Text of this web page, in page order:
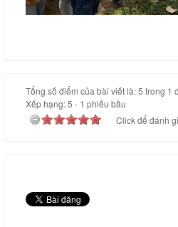
Tổng số điểm của bài viết là: 5 trong 1
Xếp hạng:5 - 1 phiếu bầu
Click để đánh